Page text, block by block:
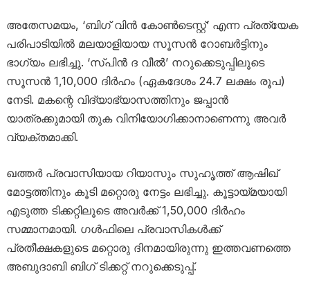
അതേസമയം, ‘ബിഗ് വിൻ കോൺടെസ്റ്റ്’ എന്ന പ്രത്യേക
പരിപാടിയിൽ മലയാളിയായ സൂസൻ റോബർട്ടിനും
ഭാഗ്യം ലഭിച്ചു. ‘സ്പിൻ ദ വീൽ’ നറുക്കെടുപ്പിലൂടെ
സൂസൻ 1,10,000 ദിർഹം (ഏകദേശം 24.7 ലക്ഷം രൂപ)
നേടി. മകന്റെ വിദ്യാഭ്യാസത്തിനും ജപ്പാൻ
യാത്രക്കുമായി തുക വിനിയോഗിക്കാനാണെന്നു അവർ
വ്യക്തമാക്കി.
ഖത്തർ പ്രവാസിയായ റിയാസും സുഹൃത്ത് ആഷിഖ്
മോട്ടത്തിനും കൂടി മറ്റൊരു നേട്ടം ലഭിച്ചു. കൂട്ടായ്മയായി
എടുത്ത ടിക്കറ്റിലൂടെ അവർക്ക് 1,50,000 ദിർഹം
സമ്മാനമായി. ഗൾഫിലെ പ്രവാസികൾക്ക്
പ്രതീക്ഷകളുടെ മറ്റൊരു ദിനമായിരുന്നു ഇത്തവണത്തെ
അബുദാബി ബിഗ് ടിക്കറ്റ് നറുക്കെടുപ്പ്.